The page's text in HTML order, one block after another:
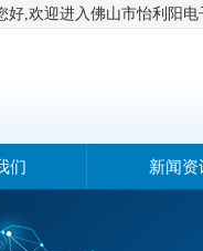
好,欢迎进入佛山市怡利阳
们
们
新闻资